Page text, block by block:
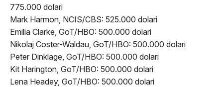
775.000 dolari
Mark Harmon, NCIS/CBS: 525.000 dolari
Emilia Clarke, GoT/HBO: 500.000 dolari
Nikolaj Coster-Waldau, GoT/HBO: 500.000 dolari
Peter Dinklage, GoT/HBO: 500.000 dolari
Kit Harington, GoT/HBO: 500.000 dolari
Lena Headey, GoT/HBO: 500.000 dolari